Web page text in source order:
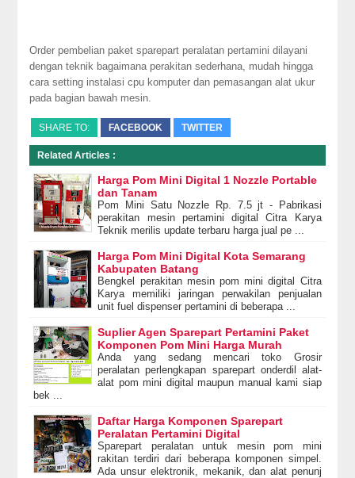
Order pembelian paket sparepart peralatan pertamini dilayani
dengan teknik bagaimana perakitan sederhana, mudah hingga
cara setting instalasi cpu komputer dan pemasangan alat ukur
pada bagian bawah mesin.
SHARE TO: FACEBOOK TWITTER
Related Articles :
Harga Pom Mini Digital 1 Nozzle Portable
dan Tanam
Pom Mini Satu Nozzle Rp. 7.5 jt - Pabrikasi
perakitan mesin pertamini digital Citra Karya
Teknik merilis update terbaru harga jual pe ...
Harga Pom Mini Digital Kota Semarang
Kabupaten Batang
Bengkel perakitan mesin pom mini digital Citra
Karya memiliki jaringan perwakilan penjualan
unit fuel dispenser pertamini di beberapa ...
Suplier Agen Sparepart Pertamini Paket
Komponen Pom Mini Harga Murah
Anda yang sedang mencari toko Grosir
peralatan perlengkapan sparepart onderdil alat-
alat pom mini digital maupun manual kami siap
bek ...
Daftar Harga Komponen Sparepart
Peralatan Pertamini Digital
Sparepart peralatan untuk mesin pom mini
rakitan terdiri dari beberapa komponen simpel.
Ada unsur elektronik, mekanik, dan alat penunj